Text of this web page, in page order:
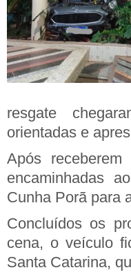
resgate
orientadas e
Após
encaminhadas
Cunha Porã para
Concluídos os
cena, o veículo
Santa Catarina,